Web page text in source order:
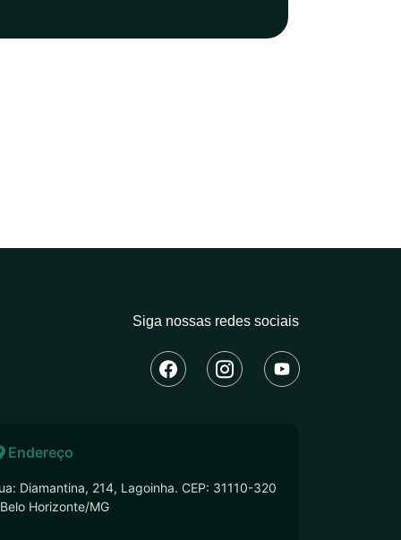
Siga nossas redes sociais
Endereço
Diamantina, 214, Lagoinha. CEP: 31110-320
Horizonte/MG